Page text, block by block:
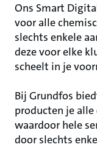
Ons Smart
voor alle
slechts enkele
deze voor elke
scheelt in je
Bij Grundfos
producten je
waardoor hele
door slechts